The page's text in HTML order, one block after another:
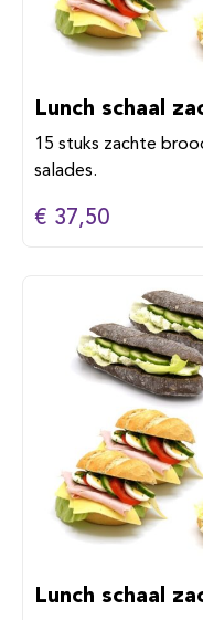
Lunch schaal
15 stuks zachte
salades.
€ 37,50
Lunch schaal